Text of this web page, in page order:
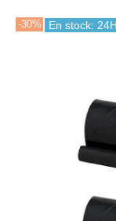
-30% En stock: